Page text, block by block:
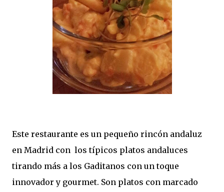
Este restaurante es un pequeño rincón andaluz
en Madrid con los típicos platos andaluces
tirando más a los Gaditanos con un toque
innovador y gourmet. Son platos con marcado